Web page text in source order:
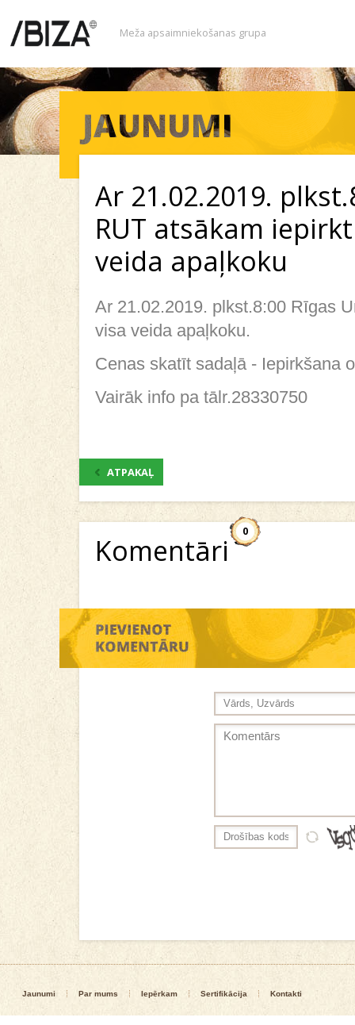
Meža apsaimniekošanas grupa
Ar 21.02.2019.
RUT atsākam
veida apaļkoku
Ar 21.02.2019. plkst.8:00 Rīgas
visa veida apaļkoku.
Cenas skatīt sadaļā - Iepirkšana
Vairāk info pa tālr.28330750
ATPAKAĻ
Komentāri
0
Jaunumi Par mums Iepērkam Sertifikācija Kontakti